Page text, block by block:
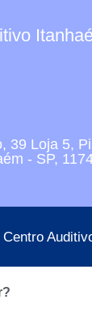
39 Loja 5,
- SP,